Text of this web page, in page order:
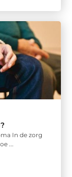
In de zorg
...